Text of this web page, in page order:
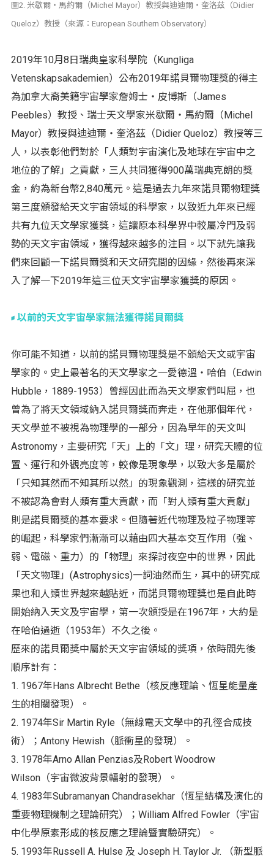
圖2. 米歇爾‧馬約爾（Michel Mayor）教授與迪迪爾‧奎洛茲（Didier
Queloz）教授（來源：European Southern Observatory）
2019年10月8日瑞典皇家科學院（Kungliga
Vetenskapsakademien）公布2019年諾貝爾物理獎的得主
為加拿大裔美籍宇宙學家詹姆士‧皮博斯（James
Peebles）教授、瑞士天文學家米歇爾‧馬約爾（Michel
Mayor）教授與迪迪爾‧奎洛茲（Didier Queloz）教授等三
人，以表彰他們對於「人類對宇宙演化及地球在宇宙中之
地位的了解」之貢獻，三人共同獲得900萬瑞典克朗的獎
金，約為新台幣2,840萬元。這是過去九年來諾貝爾物理獎
第三度頒發給天文宇宙領域的科學家，以致近九年來已經
共有九位天文學家獲獎，這讓原本科學界中較屬冷門及弱
勢的天文宇宙領域，獲得越來越多的注目。以下就先讓我
們來回顧一下諾貝爾獎和天文研究間的因緣，然後再來深
入了解一下2019年這三位天文宇宙學家獲獎的原因。
以前的天文宇宙學家無法獲得諾貝爾獎
你可能不知道，以前的諾貝爾物理獎是不頒給天文或宇宙
學家的。史上最著名的天文學家之一愛德溫‧哈伯（Edwin
Hubble，1889-1953）曾經因此而為天文學家們叫屈，也
曾為了將天文領域納入諾貝爾獎而奔走，在他那個年代，
天文學並不被視為物理學的一部分，因為早年的天文叫
Astronomy，主要研究「天」上的「文」理，研究天體的位
置、運行和外觀亮度等，較像是現象學，以致大多是屬於
「只知其然而不知其所以然」的現象觀測，這樣的研究並
不被認為會對人類有重大貢獻，而「對人類有重大貢獻」
則是諾貝爾獎的基本要求。但隨著近代物理及粒子物理等
的崛起，科學家們漸漸可以藉由四大基本交互作用（強、
弱、電磁、重力）的「物理」來探討夜空中的世界，因此
「天文物理」(Astrophysics)一詞油然而生，其中的研究成
果也和人類世界越來越貼近，而諾貝爾物理獎也是自此時
開始納入天文及宇宙學，第一次頒授是在1967年，大約是
在哈伯過逝（1953年）不久之後。
歷來的諾貝爾獎中屬於天文宇宙領域的獎項，依時間先後
順序計有：
1. 1967年Hans Albrecht Bethe（核反應理論、恆星能量產
生的相關發現）。
2. 1974年Sir Martin Ryle（無線電天文學中的孔徑合成技
術）；Antony Hewish（脈衝星的發現）。
3. 1978年Arno Allan Penzias及Robert Woodrow
Wilson（宇宙微波背景輻射的發現）。
4. 1983年Subramanyan Chandrasekhar（恆星結構及演化的
重要物理機制之理論研究）；William Alfred Fowler（宇宙
中化學原素形成的核反應之理論暨實驗研究）。
5. 1993年Russell A. Hulse 及 Joseph H. Taylor Jr. （新型脈